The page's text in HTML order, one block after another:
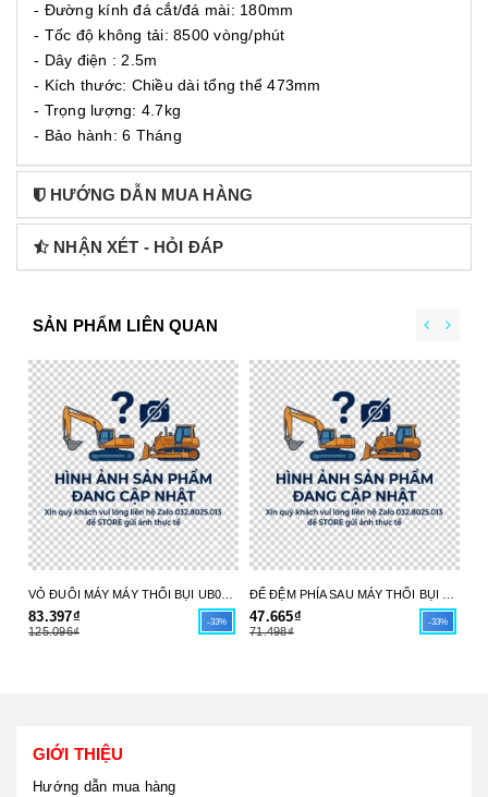
- Đường kính đá cắt/đá mài: 180mm
- Tốc độ không tải: 8500 vòng/phút
- Dây điện : 2.5m
- Kích thước: Chiều dài tổng thể 473mm
- Trọng lượng: 4.7kg
- Bảo hành: 6 Tháng
HƯỚNG DẪN MUA HÀNG
NHẬN XÉT - HỎI ĐÁP
SẢN PHẨM LIÊN QUAN
83.397₫
125.096₫
-33% 47.665₫
71.498₫
-33%
GIỚI THIỆU
Hướng dẫn mua hàng